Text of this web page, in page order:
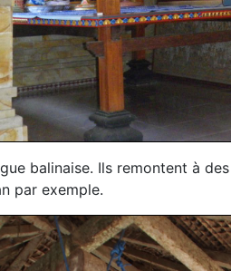
balinaise. Ils remontent à
par exemple.